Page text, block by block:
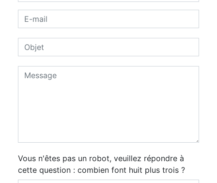
Vous n'êtes pas un robot, veuillez répondre à
cette question : combien font huit plus trois ?